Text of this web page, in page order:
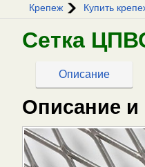
Крепеж Купить
Сетка
Описание
Описание и